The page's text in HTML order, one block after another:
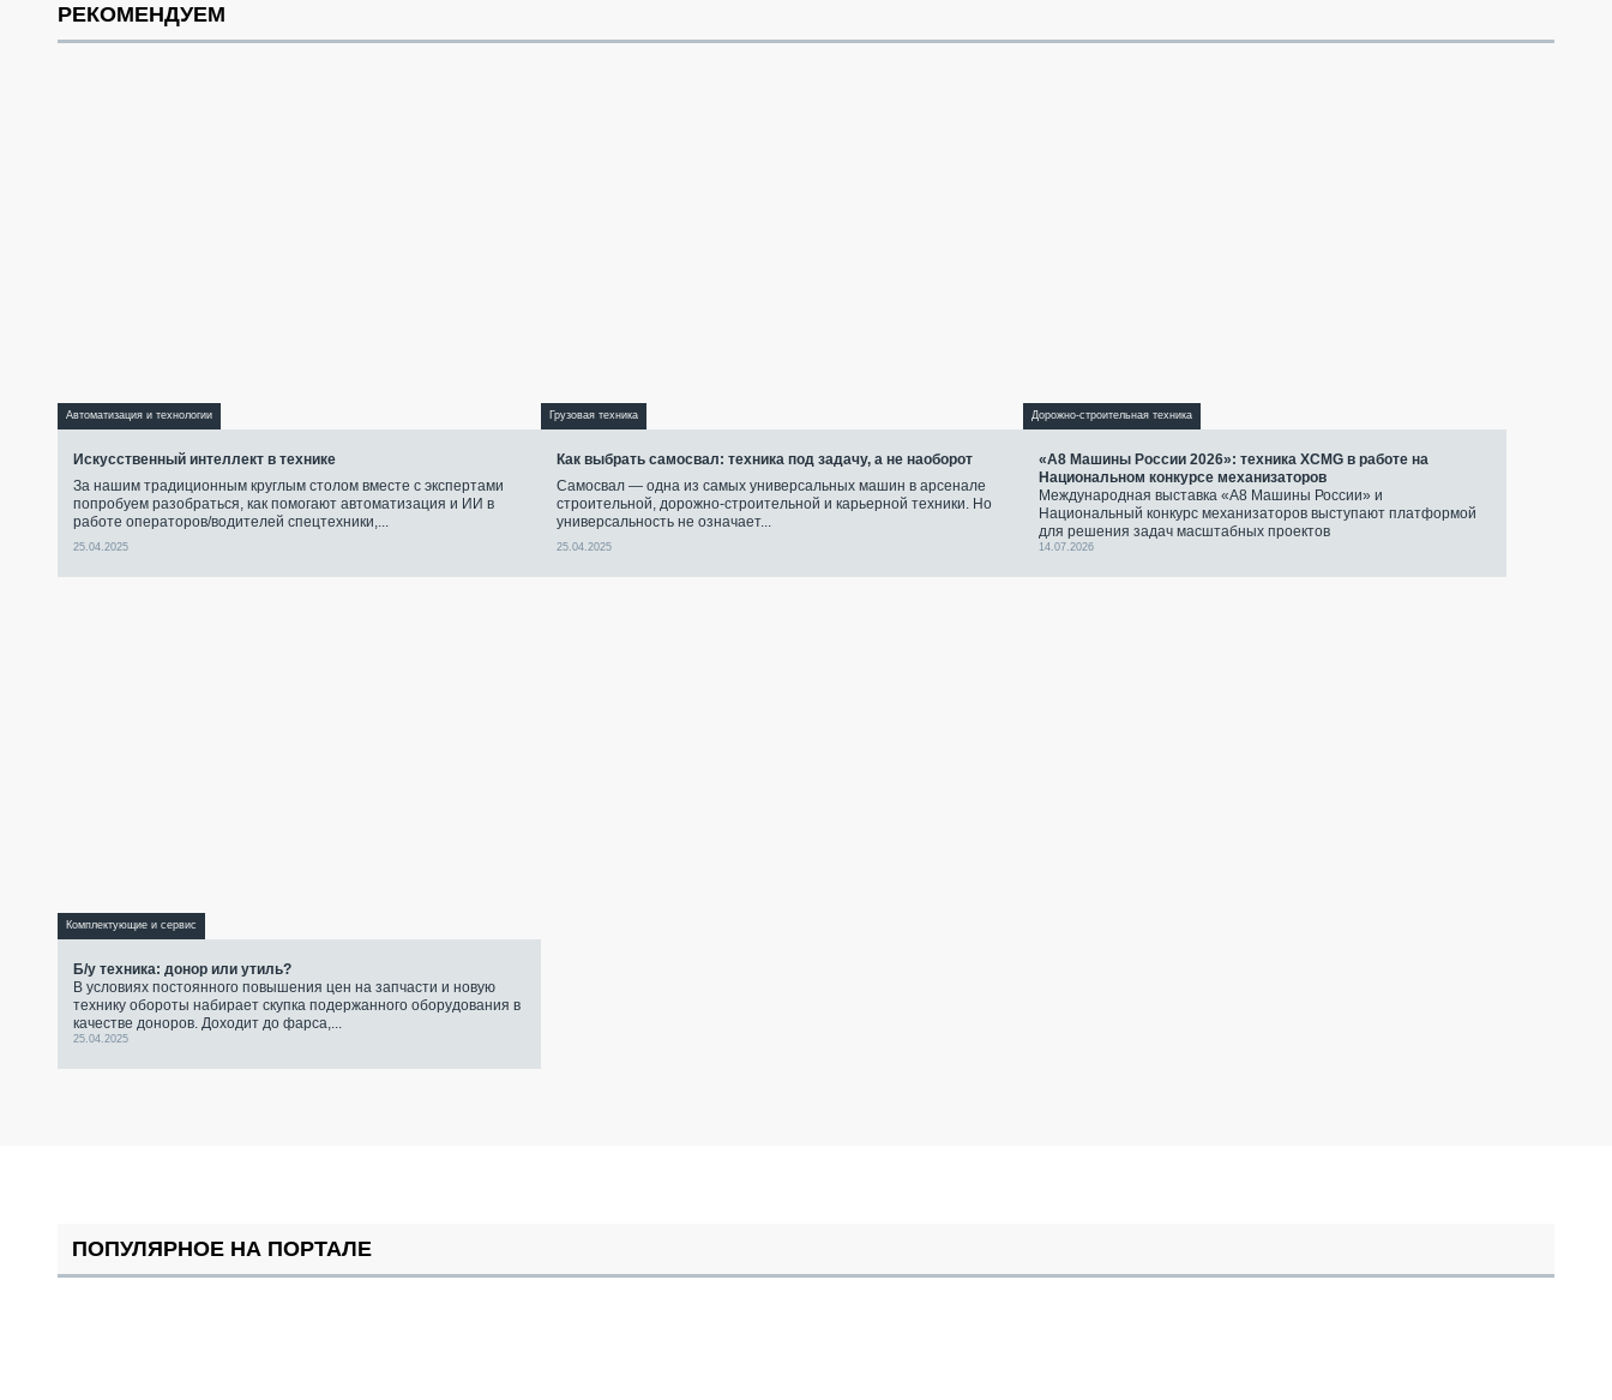
РЕКОМЕНДУЕМ
Автоматизация и технологии
Искусственный интеллект в технике
За нашим традиционным круглым столом вместе с экспертами
попробуем разобраться, как помогают автоматизация и ИИ в
работе операторов/водителей спецтехники,...
25.04.2025
Грузовая техника
Как выбрать самосвал: техника под задачу, а не наоборот
Самосвал — одна из самых универсальных машин в арсенале
строительной, дорожно-строительной и карьерной техники. Но
универсальность не означает...
25.04.2025
Дорожно-строительная техника
«А8 Машины России 2026»: техника XCMG в работе на
Национальном конкурсе механизаторов
Международная выставка «А8 Машины России» и
Национальный конкурс механизаторов выступают платформой
для решения задач масштабных проектов
14.07.2026
Комплектующие и сервис
Б/у техника: донор или утиль?
В условиях постоянного повышения цен на запчасти и новую
технику обороты набирает скупка подержанного оборудования в
качестве доноров. Доходит до фарса,...
25.04.2025
ПОПУЛЯРНОЕ НА ПОРТАЛЕ